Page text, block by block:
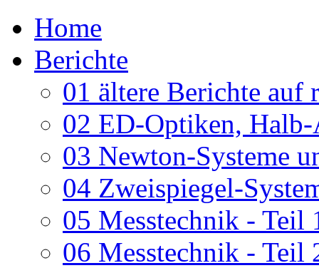
Home
Berichte
01 ältere Berichte auf
02 ED-Optiken, Halb-
03 Newton-Systeme
04 Zweispiegel-
05 Messtechnik - Teil
06 Messtechnik - Teil